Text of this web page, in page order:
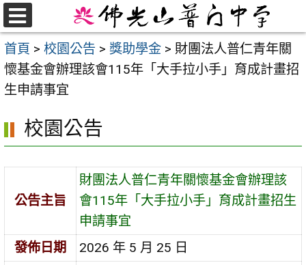
跳
至
主
要
內
首頁 > 校園公告 > 獎助學金 > 財團法人普仁青年關
懷基金會辦理該會115年「大手拉小手」育成計畫招
生申請事宜
校園公告
公告主旨
財團法人普仁青年關懷基金會辦理該
會115年「大手拉小手」育成計畫招生
申請事宜
發佈日期
2026 年 5 月 25 日
選
單